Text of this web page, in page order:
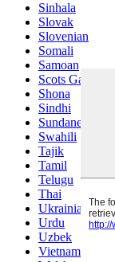
Sinhala
Slovak
Slovenian
Somali
Samoan
Scots Gaelic
Shona
Sindhi
Sundanese
Swahili
Tajik
Tamil
Telugu
Thai
Ukrainian
Urdu
Uzbek
Vietnamese